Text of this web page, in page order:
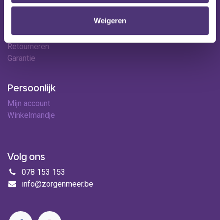
Weigeren
Contact
Betaalopties
Retourneren
Garantie
Persoonlijk
Mijn account
Winkelmandje
Volg ons
078 153 153
info@zorgenmeer.be